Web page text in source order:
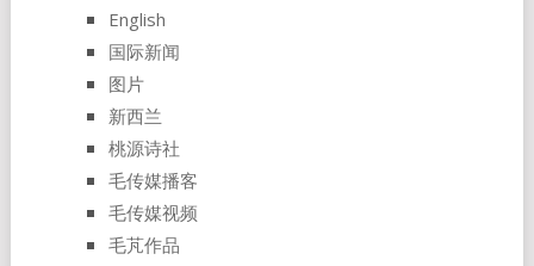
English
国际新闻
图片
新西兰
桃源诗社
毛传媒播客
毛传媒视频
毛芃作品